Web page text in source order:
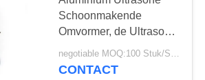
Schoonmakende
Omvormer, de Ultrasone
Piezo Omvormer van
25KHz 60W
negotiable MOQ:100 Stuk/Stukken
CONTACT